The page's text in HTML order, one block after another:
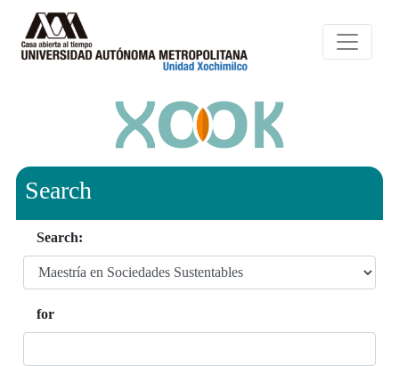
Search
Search:
for